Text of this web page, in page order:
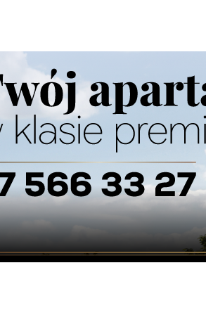
ogłoszenia z podana frazą